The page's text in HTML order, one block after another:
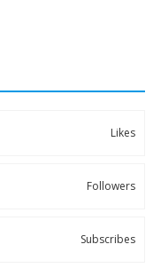
Likes
Followers
Subscribes